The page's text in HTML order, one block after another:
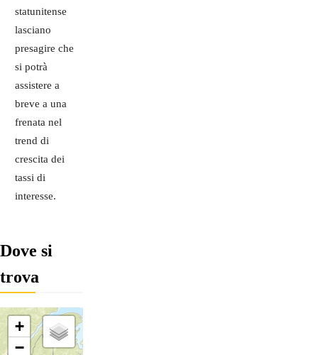
statunitense
lasciano
presagire che
si potrà
assistere a
breve a una
frenata nel
trend di
crescita dei
tassi di
interesse.
Dove si
trova